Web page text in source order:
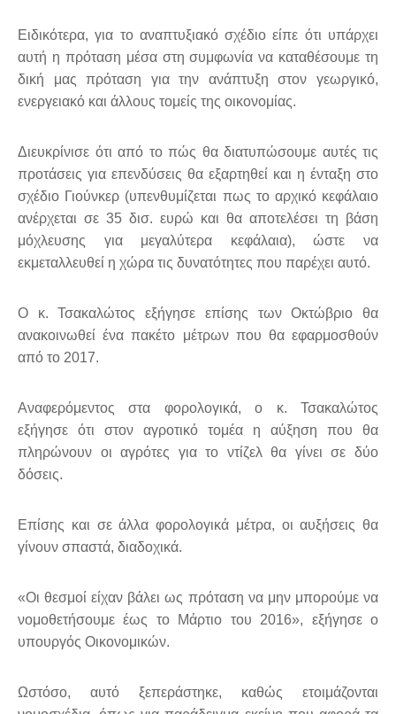
Ειδικότερα, για το αναπτυξιακό σχέδιο είπε ότι υπάρχει
αυτή η πρόταση μέσα στη συμφωνία να καταθέσουμε τη
δική μας πρόταση για την ανάπτυξη στον γεωργικό,
ενεργειακό και άλλους τομείς της οικονομίας.
Διευκρίνισε ότι από το πώς θα διατυπώσουμε αυτές τις
προτάσεις για επενδύσεις θα εξαρτηθεί και η ένταξη στο
σχέδιο Γιούνκερ (υπενθυμίζεται πως το αρχικό κεφάλαιο
ανέρχεται σε 35 δισ. ευρώ και θα αποτελέσει τη βάση
μόχλευσης για μεγαλύτερα κεφάλαια), ώστε να
εκμεταλλευθεί η χώρα τις δυνατότητες που παρέχει αυτό.
Ο κ. Τσακαλώτος εξήγησε επίσης των Οκτώβριο θα
ανακοινωθεί ένα πακέτο μέτρων που θα εφαρμοσθούν
από το 2017.
Αναφερόμεντος στα φορολογικά, ο κ. Τσακαλώτος
εξήγησε ότι στον αγροτικό τομέα η αύξηση που θα
πληρώνουν οι αγρότες για το ντίζελ θα γίνει σε δύο
δόσεις.
Επίσης και σε άλλα φορολογικά μέτρα, οι αυξήσεις θα
γίνουν σπαστά, διαδοχικά.
«Οι θεσμοί είχαν βάλει ως πρόταση να μην μπορούμε να
νομοθετήσουμε έως το Μάρτιο του 2016», εξήγησε ο
υπουργός Οικονομικών.
Ωστόσο, αυτό ξεπεράστηκε, καθώς ετοιμάζονται